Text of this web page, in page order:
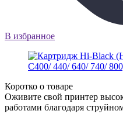
В избранное
Коротко о товаре
Оживите свой принтер
работами благодаря